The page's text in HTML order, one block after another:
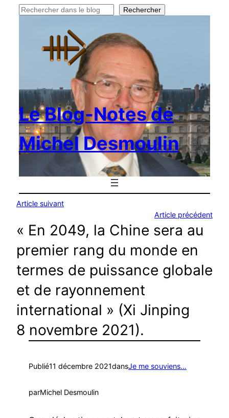
Rechercher Rechercher
Le Blog-Notes de
Michel Desmoulin
Article suivant
Article précédent
« En 2049, la Chine sera au
premier rang du monde en
termes de puissance globale
et de rayonnement
international » (Xi Jinping
8 novembre 2021).
Publié11 décembre 2021dansJe me souviens…
parMichel Desmoulin